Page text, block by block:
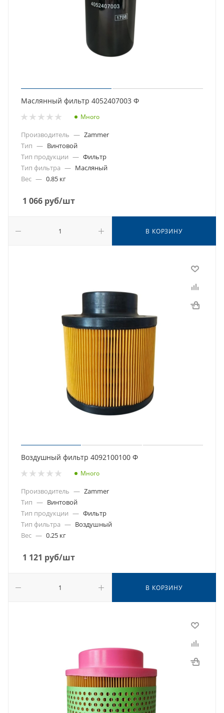
Маслянный фильтр 4052407003 Ф
Много
Производитель — Zammer
Тип — Винтовой
Тип продукции — Фильтр
Тип фильтра — Масляный
Вес — 0.85 кг
1 066 руб/шт
В КОРЗИНУ
Воздушный фильтр 4092100100 Ф
Много
Производитель — Zammer
Тип — Винтовой
Тип продукции — Фильтр
Тип фильтра — Воздушный
Вес — 0.25 кг
1 121 руб/шт
В КОРЗИНУ